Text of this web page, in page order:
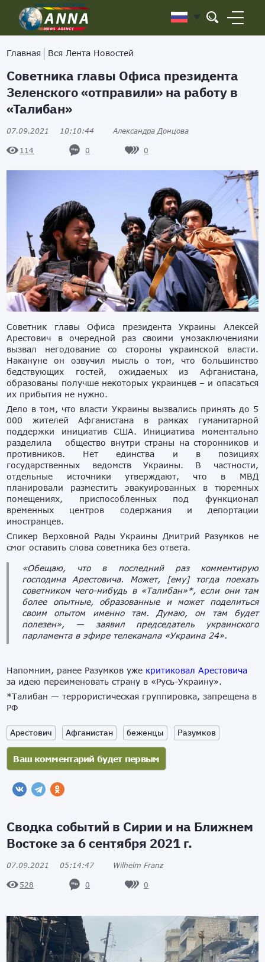
Главная Вся Лента Новостей
Советника главы Офиса президента
Зеленского «отправили» на работу в
«Талибан»
07.09.2021 10:10:44 Александра Донцова
114 0 0
Советник главы Офиса президента Украины Алексей
Арестович в очередной раз своими умозаключениями
вызвал негодование со стороны украинской власти.
Накануне он озвучил мысль о том, что большинство
бедствующих гостей, ожидаемых из Афганистана,
образованы получше некоторых украинцев – и опасаться
их прибытия не нужно.
Дело в том, что власти Украины вызвались принять до 5
000 жителей Афганистана в рамках гуманитарной
поддержки инициатив США. Инициатива моментально
разделила общество внутри страны на сторонников и
противников. Нет единства и в позициях
государственных ведомств Украины. В частности,
отдельные источники утверждают, что в МВД
планировали разместить эвакуированных в тюремных
помещениях, приспособленных под функционал
временных центров содержания и депортации
иностранцев.
Спикер Верховной Рады Украины Дмитрий Разумков не
смог оставить слова советника без ответа.
«Обещаю, что в последний раз комментирую
господина Арестовича. Может, [ему] тогда поехать
советником чего-нибудь в «Талибан»*, если они там
более опытные, образованные и может поделиться
своим опытом именно там. Думаю, он там будет
полезен», — заявил председатель украинского
парламента в эфире телеканала «Украина 24».
Напомним, ранее Разумков уже критиковал Арестовича
за идею переименовать страну в «Русь-Украину».
*Талибан — террористическая группировка, запрещена в
РФ
Арестович Афганистан беженцы Разумков
Сводка событий в Сирии и на Ближнем
Востоке за 6 сентября 2021 г.
07.09.2021 05:14:47 Wilhelm Franz
528 0 0